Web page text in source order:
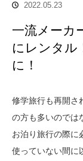
2022.05.23
一流メーカ
にレンタル
に！
修学旅行も再開さ
の方も多いのでは
お泊り旅行の際に
使っていない間に